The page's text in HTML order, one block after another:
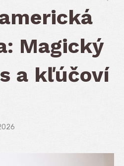
Magický
a kľúčoví